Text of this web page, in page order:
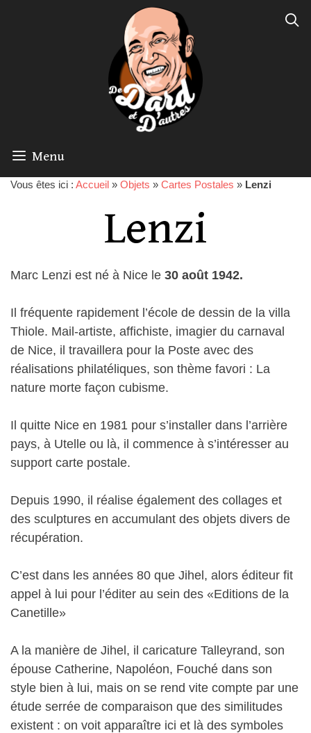
Menu
Vous êtes ici : Accueil » Objets » Cartes Postales » Lenzi
Lenzi
Marc Lenzi est né à Nice le 30 août 1942.
Il fréquente rapidement l’école de dessin de la villa
Thiole. Mail-artiste, affichiste, imagier du carnaval
de Nice, il travaillera pour la Poste avec des
réalisations philatéliques, son thème favori : La
nature morte façon cubisme.
Il quitte Nice en 1981 pour s’installer dans l’arrière
pays, à Utelle ou là, il commence à s’intéresser au
support carte postale.
Depuis 1990, il réalise également des collages et
des sculptures en accumulant des objets divers de
récupération.
C’est dans les années 80 que Jihel, alors éditeur fit
appel à lui pour l’éditer au sein des «Editions de la
Canetille»
A la manière de Jihel, il caricature Talleyrand, son
épouse Catherine, Napoléon, Fouché dans son
style bien à lui, mais on se rend vite compte par une
étude serrée de comparaison que des similitudes
existent : on voit apparaître ici et là des symboles